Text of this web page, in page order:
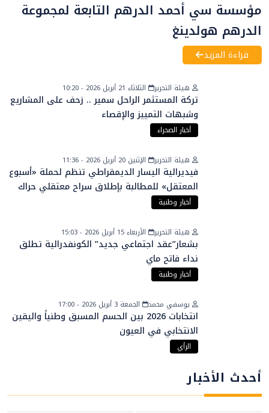
مؤسسة سي أحمد الدرهم التابعة لمجموعة
الدرهم هولدينغ
قراءة المزيد
هيئة التحرير الثلاثاء 21 أبريل 2026 - 10:20
تركة المستثمر الراحل سمير .. زحف على المشاريع
وشبهات التمييز والإقصاء
أخبار الصحراء
هيئة التحرير الإثنين 20 أبريل 2026 - 11:36
فيديرالية اليسار الديمقراطي تنظم لحملة «أسبوع
المعتقل» للمطالبة بإطلاق سراح معتقلي حراك
الريف
أخبار وطنية
هيئة التحرير الأربعاء 15 أبريل 2026 - 15:03
بشعار”عقد اجتماعي جديد” الكونفدرالية تطلق
نداء فاتح ماي
أخبار وطنية
يوسفي محمد الجمعة 3 أبريل 2026 - 17:00
انتخابات 2026 بين الحسم المسبق وطنياً واليقين
الانتخابي في العيون
الرأي
أحدث الأخبار